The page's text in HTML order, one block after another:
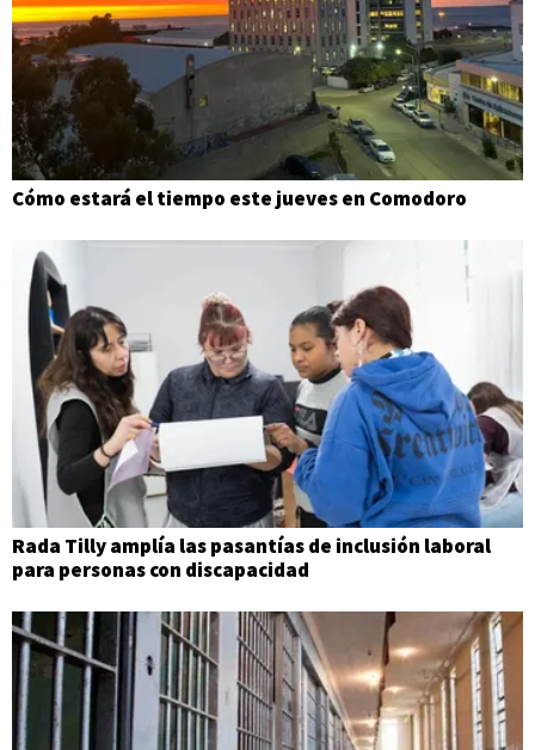
Cómo estará el tiempo este jueves en Comodoro
Rada Tilly amplía las pasantías de inclusión laboral
para personas con discapacidad